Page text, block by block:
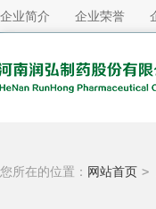
企业简介 企业荣誉
您所在的位置： 网站首页 >